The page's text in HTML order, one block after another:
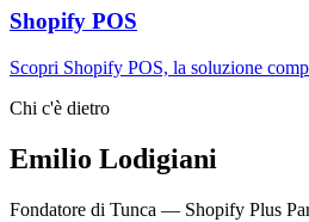
Shopify POS
Scopri Shopify POS, la soluzione
Chi c'è dietro
Emilio Lodigiani
Fondatore di Tunca — Shopify Plus